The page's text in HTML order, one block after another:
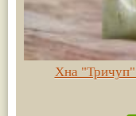
Хна "Тричуп"